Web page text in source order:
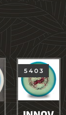
5 4 0 3